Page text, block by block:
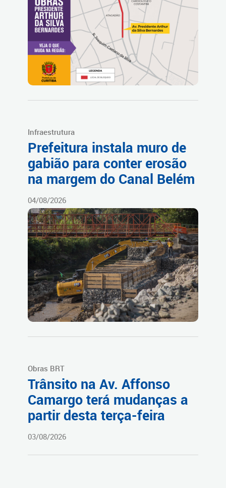
Infraestrutura
Prefeitura instala muro de
gabião para conter erosão
na margem do Canal Belém
04/08/2026
Obras BRT
Trânsito na Av. Affonso
Camargo terá mudanças a
partir desta terça-feira
03/08/2026